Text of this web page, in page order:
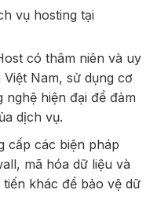
vụ hosting tại
có thâm niên và uy
Nam, sử dụng cơ
nghệ hiện đại để đảm
dịch vụ.
cấp các biện pháp
mã hóa dữ liệu và
khác để bảo vệ dữ